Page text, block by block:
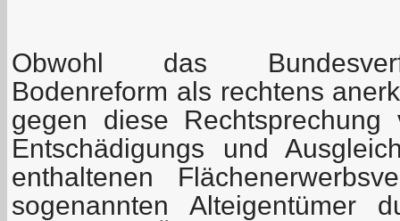
Obwohl das
Bodenreform als rechtens
gegen diese
Entschädigungs und
enthaltenen
sogenannten Alteigentümer